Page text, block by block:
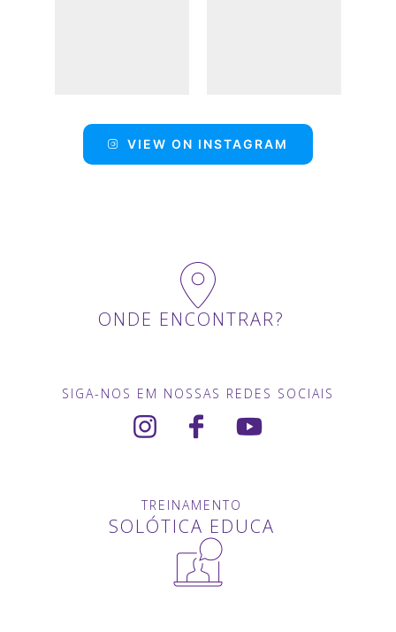
VIEW ON INSTAGRAM
ONDE ENCONTRAR?
SIGA-NOS EM NOSSAS REDES SOCIAIS
TREINAMENTO
SOLÓTICA EDUCA